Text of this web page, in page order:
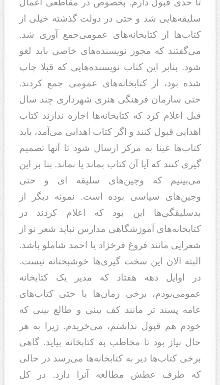
تا حدی قبول دارم. بخصوص در مقاطعی اعمال
سلیقه‌هایی شد و حتی در دولت گذشته خیلی از
کتاب‌ها از کتابخانه‌های عمومی‌جمع آوری شد.
می‌گفتند که مجوز نویسنده‌های خاصی باید لغو
شود. بنابر این کتاب نویسنده‌هایی که قبلا چاپ
شده بود، از کتابخانه‌های عمومی جمع کردند.
حتی سازمان فرهنگی هنری شهرداری چند سال
قبل اعلام کرد که کتابخانه‌ها اجازه ندارند کتاب
اهدایی قبول کنند و اگر کتاب اهدایی می‌آمد، باید
کتاب‌ها عینا به مرکز ارسال شود تا آنها تصمیم
گیری کنند که آیا آن کتاب بماند یا نماند. بنا بر این
می‌بینیم که وجین‌های سلیقه ای و حتی
وجین‌های سیاسی بوده است. نمونه دیگر از
بدسلیقگی‌ها این بود که اعلام کردند در
کتابخانه‌های آموزشگاهی مدارس نباید شعر نو از
شعرایی مانند فروغ فرخزاد یا احمد شاملو باشد.
البته الان این سخت گیری‌ها خوشبختانه نیست.
در اوایل دهه هفتاد که مدیر یک کتابخانه
عمومی‌بودم، برخی رمان‌ها یا حتی کتاب‌های
عامه پسند تر مانند کف بینی و طالع بینی که
خودم هم قبول نداشتم، می‌خریدم. زیرا به هر
حال نیاز بود تا مخاطب به کتابخانه بیاید. گاهی
برخی کتاب‌ها دیر به کتابخانه‌ها می‌رسد در حالی
که طرف عطش مطالعه آنرا دارد. در کل